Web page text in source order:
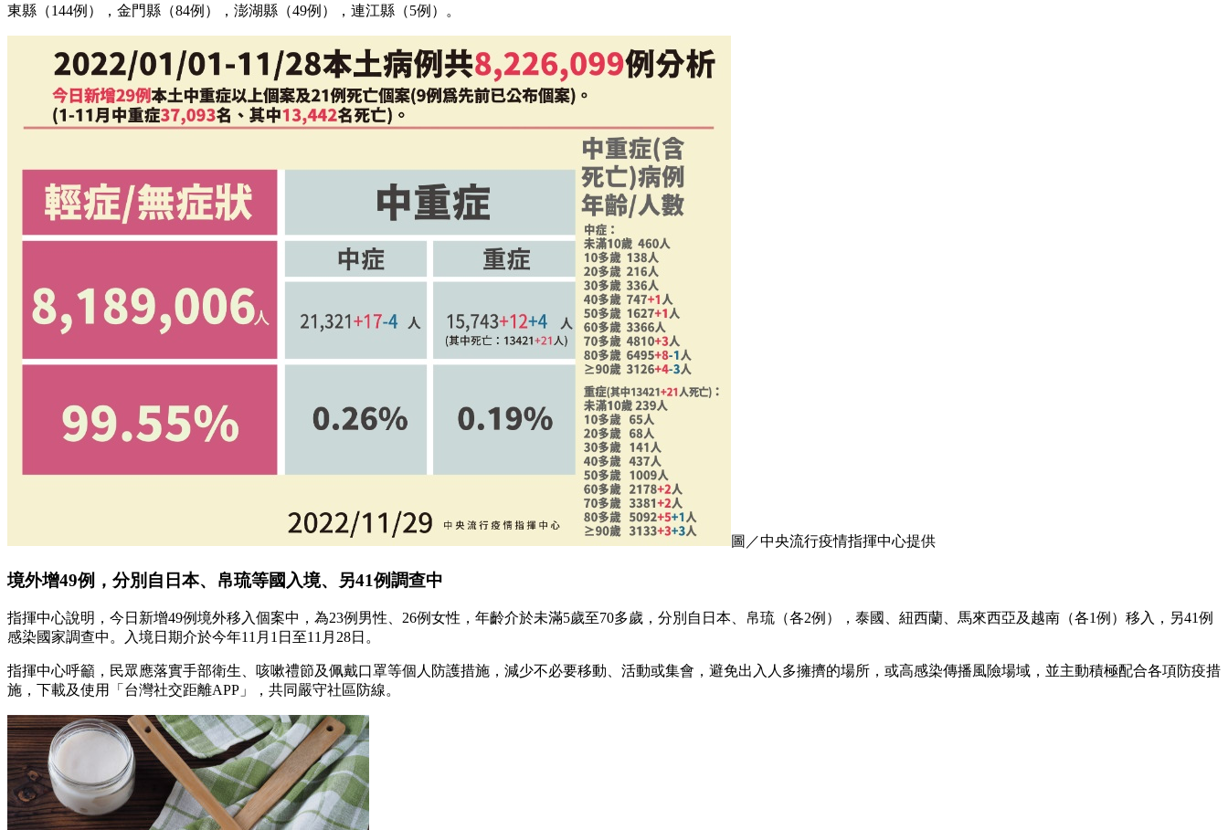
東縣（144例），金門縣（84例），澎湖縣（49例），連江縣（5例）。
圖／中央流行疫情指揮中心提供
境外增49例，分別自日本、帛琉等國入境、另41例調查中
指揮中心說明，今日新增49例境外移入個案中，為23例男性、26例女性，年齡介於未滿5歲至70多歲，分別自日本、帛琉（各2例），泰國、紐西蘭、馬來西亞及越南（各1例）移入，另41例
感染國家調查中。入境日期介於今年11月1日至11月28日。
指揮中心呼籲，民眾應落實手部衛生、咳嗽禮節及佩戴口罩等個人防護措施，減少不必要移動、活動或集會，避免出入人多擁擠的場所，或高感染傳播風險場域，並主動積極配合各項防疫措
施，下載及使用「台灣社交距離APP」，共同嚴守社區防線。